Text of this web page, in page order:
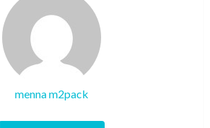
menna m2pack